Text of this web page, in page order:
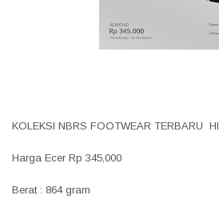
KOLEKSI NBRS FOOTWEAR TERBARU
Harga Ecer Rp 345,000
Berat : 864 gram